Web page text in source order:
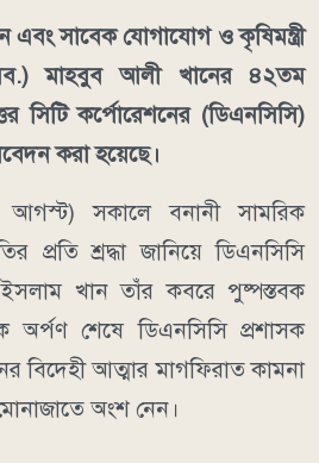
এবং সাবেক যোগাযোগ ও কৃষিমন্ত্রী
মাহবুব আলী খানের ৪২তম
সিটি কর্পোরেশনের (ডিএনসিসি)
করা হয়েছে।
সকালে বনানী সামরিক
প্রতি শ্রদ্ধা জানিয়ে ডিএনসিসি
খান তাঁর কবরে পুষ্পস্তবক
অর্পণ শেষে ডিএনসিসি প্রশাসক
বিদেহী আত্মার মাগফিরাত কামনা
অংশ নেন।